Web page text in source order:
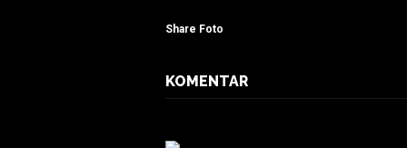
Share Foto
KOMENTAR